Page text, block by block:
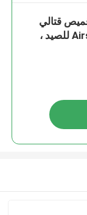
قتالي
تكتيكي ، سروال Airsoft للصيد ،